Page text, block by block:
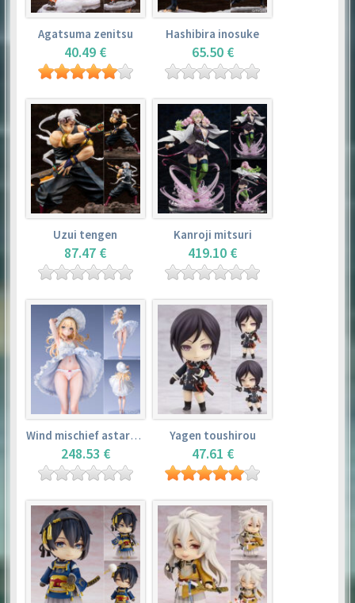
Agatsuma zenitsu
40.49 €
Hashibira inosuke
65.50 €
Uzui tengen
87.47 €
Kanroji mitsuri
419.10 €
Wind mischief astarotte
248.53 €
Yagen toushirou
47.61 €